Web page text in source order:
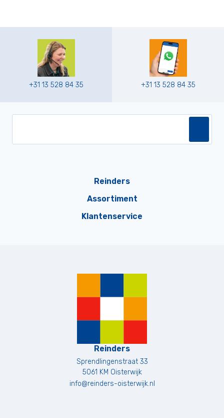
+31 13 528 84 35 +31 13 528 84 35
Reinders
Assortiment
Klantenservice
Reinders
Sprendlingenstraat 33
5061 KM Oisterwijk
info@reinders-oisterwijk.nl